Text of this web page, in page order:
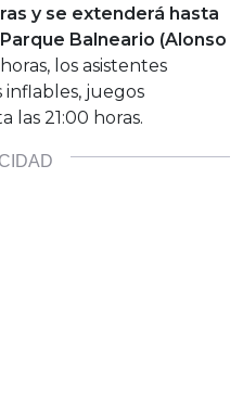
y se extenderá hasta
Balneario (Alonso
los asistentes
juegos
las 21:00 horas.